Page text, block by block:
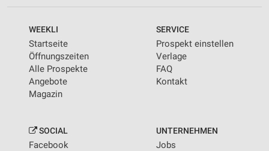
WEEKLI
Startseite
Öffnungszeiten
Alle Prospekte
Angebote
Magazin
SERVICE
Prospekt einstellen
Verlage
FAQ
Kontakt
SOCIAL
Facebook
UNTERNEHMEN
Jobs